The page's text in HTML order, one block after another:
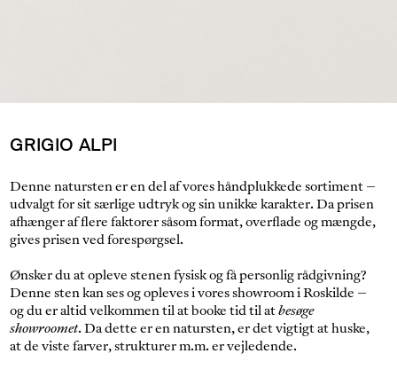
GRIGIO ALPI
Denne natursten er en del af vores håndplukkede sortiment –
udvalgt for sit særlige udtryk og sin unikke karakter. Da prisen
afhænger af flere faktorer såsom format, overflade og mængde,
gives prisen ved forespørgsel.
Ønsker du at opleve stenen fysisk og få personlig rådgivning?
Denne sten kan ses og opleves i vores showroom i Roskilde –
og du er altid velkommen til at booke tid til atbesøge
showroomet. Da dette er en natursten, er det vigtigt at huske,
at de viste farver, strukturer m.m. er vejledende.